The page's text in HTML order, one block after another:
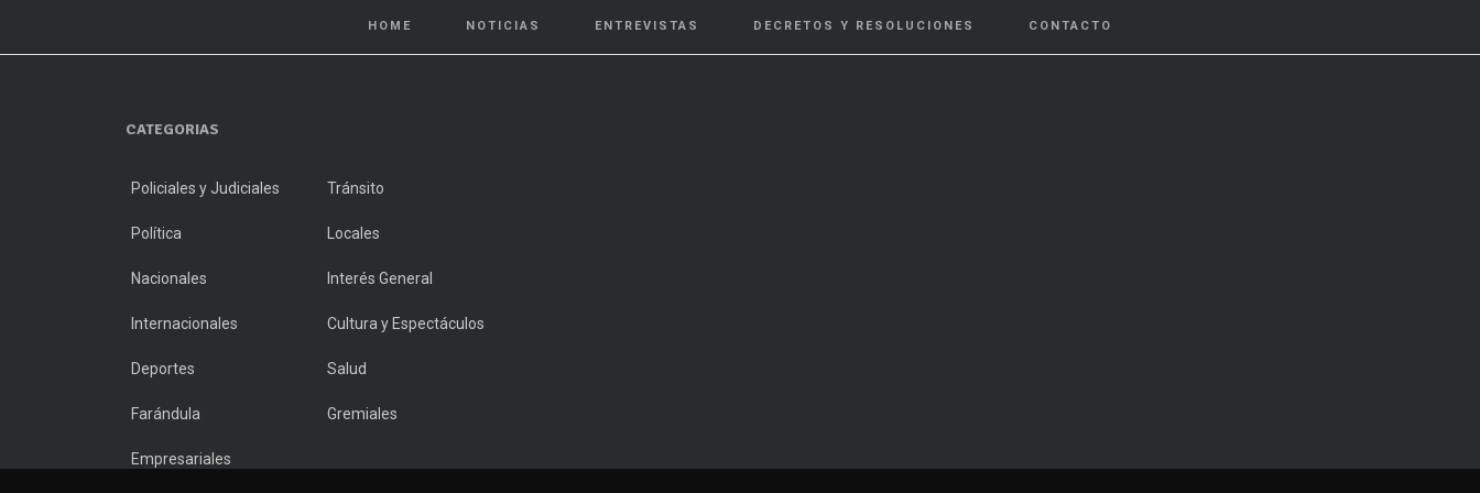
HOME NOTICIAS ENTREVISTAS DECRETOS Y RESOLUCIONES CONTACTO
CATEGORIAS
Policiales y Judiciales Tránsito
Política Locales
Nacionales Interés General
Internacionales Cultura y Espectáculos
Deportes Salud
Farándula Gremiales
Empresariales